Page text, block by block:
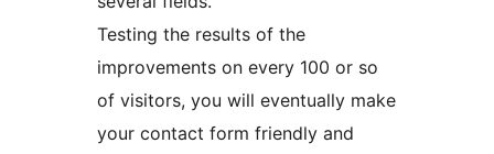
Testing the results of the
improvements on every 100 or so
of visitors, you will eventually make
your contact form friendly and